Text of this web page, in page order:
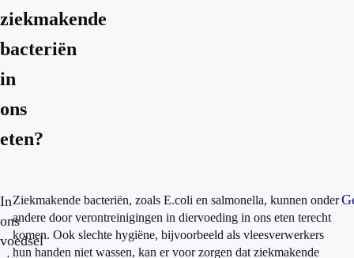
ziekmakende
bacteriën
in
ons
eten?
In
ons
voedsel
Ziekmakende bacteriën, zoals E.coli en salmonella, kunnen onder
andere door verontreinigingen in diervoeding in ons eten terecht
komen. Ook slechte hygiëne, bijvoorbeeld als vleesverwerkers
hun handen niet wassen, kan er voor zorgen dat ziekmakende